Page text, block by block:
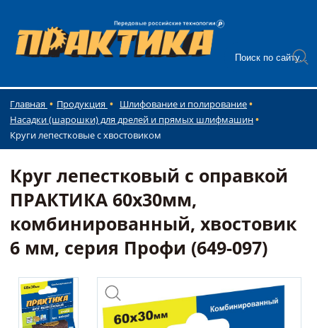
Главная Продукция
Шлифование и полирование
Насадки (шарошки) для дрелей и прямых шлифмашин
Круги лепестковые с хвостовиком
Круг лепестковый с оправкой
ПРАКТИКА 60х30мм,
комбинированный, хвостовик
6 мм, серия Профи (649-097)